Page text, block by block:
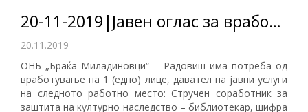
20-11-2019|Јавен оглас за вработување на 1 (едно) лице на неопределено време
20.11.2019
ОНБ „Браќа Миладиновци“ – Радовиш има потреба од
вработување на 1 (едно) лице, давател на јавни услуги
на следното работно место: Стручен соработник за
заштита на културно наследство – библиотекар, шифра